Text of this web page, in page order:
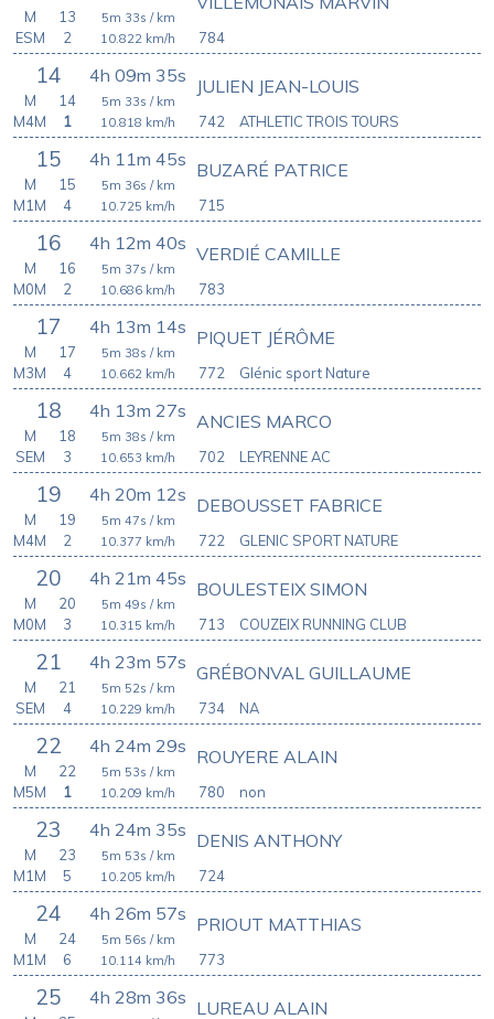
784
5m 33s / km
10.822 km/h
M
13
ESM
2
14 4h 09m 35s
742
JULIEN JEAN-LOUIS
5m 33s / km
10.818 km/h
M
14
M4M
1 ATHLETIC TROIS TOURS
15 4h 11m 45s
715
BUZARÉ PATRICE
5m 36s / km
10.725 km/h
M
15
M1M
4
16 4h 12m 40s
783
VERDIÉ CAMILLE
5m 37s / km
10.686 km/h
M
16
M0M
2
17 4h 13m 14s
772
PIQUET JÉRÔME
5m 38s / km
10.662 km/h
M
17
M3M
4 Glénic sport Nature
18 4h 13m 27s
702
ANCIES MARCO
5m 38s / km
10.653 km/h
M
18
SEM
3 LEYRENNE AC
19 4h 20m 12s
722
DEBOUSSET FABRICE
5m 47s / km
10.377 km/h
M
19
M4M
2 GLENIC SPORT NATURE
20 4h 21m 45s
713
BOULESTEIX SIMON
5m 49s / km
10.315 km/h
M
20
M0M
3 COUZEIX RUNNING CLUB
21 4h 23m 57s
734
GRÉBONVAL GUILLAUME
5m 52s / km
10.229 km/h
M
21
SEM
4 NA
22 4h 24m 29s
780
ROUYERE ALAIN
5m 53s / km
10.209 km/h
M
22
M5M
1 non
23 4h 24m 35s
724
DENIS ANTHONY
5m 53s / km
10.205 km/h
M
23
M1M
5
24 4h 26m 57s
773
PRIOUT MATTHIAS
5m 56s / km
10.114 km/h
M
24
M1M
6
25 4h 28m 36s LUREAU ALAIN